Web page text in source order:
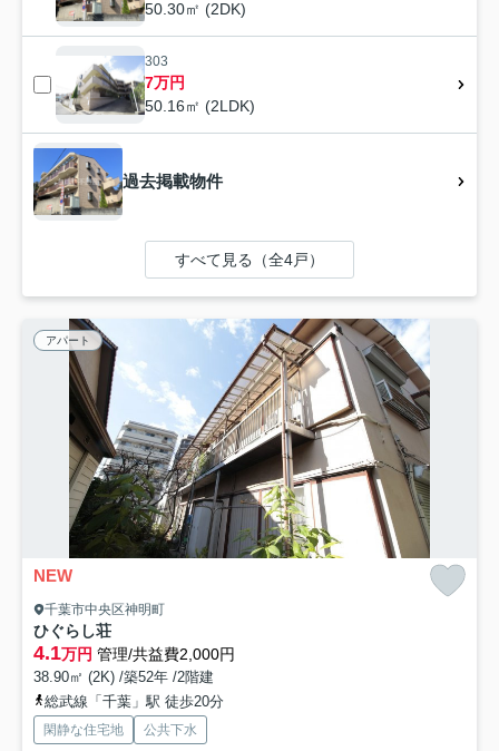
50.30㎡ (2DK)
303
7万円
50.16㎡ (2LDK)
過去掲載物件
すべて見る（全4戸）
アパート
NEW
千葉市中央区神明町
ひぐらし荘
4.1万円 管理/共益費2,000円
38.90㎡ (2K) /築52年 /2階建
総武線「千葉」駅 徒歩20分
閑静な住宅地 公共下水